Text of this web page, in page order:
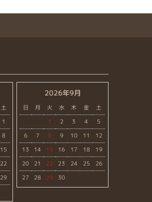
土
1
8
15
22
29
2026年9月
日 月 火 水 木 金
土
1
2 3 4
5
6
7 8 9 10 11
12
13
14 15 16 17 18
19
20
21 22 23 24 25
26
27
28 29 30